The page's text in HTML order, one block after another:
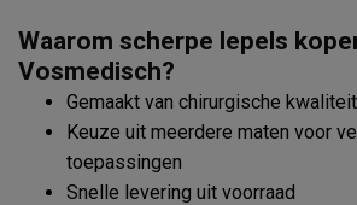
Waarom scherpe lepels
Vosmedisch?
Gemaakt van chirurgische
Keuze uit meerdere maten voor
toepassingen
Snelle levering uit voorraad